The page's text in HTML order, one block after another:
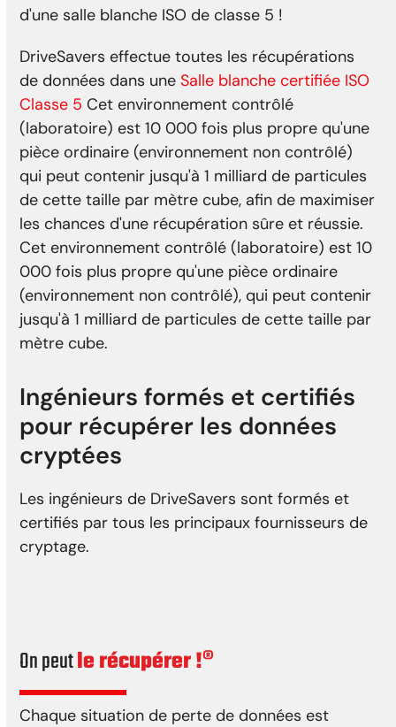
d'une salle blanche ISO de classe 5 !
DriveSavers effectue toutes les récupérations
de données dans uneSalle blanche certifiée ISO
Classe 5 Cet environnement contrôlé
(laboratoire) est 10 000 fois plus propre qu'une
pièce ordinaire (environnement non contrôlé)
qui peut contenir jusqu'à 1 milliard de particules
de cette taille par mètre cube, afin de maximiser
les chances d'une récupération sûre et réussie.
Cet environnement contrôlé (laboratoire) est 10
000 fois plus propre qu'une pièce ordinaire
(environnement non contrôlé), qui peut contenir
jusqu'à 1 milliard de particules de cette taille par
mètre cube.
Ingénieurs formés et certifiés
pour récupérer les données
cryptées
Les ingénieurs de DriveSavers sont formés et
certifiés par tous les principaux fournisseurs de
cryptage.
On peutle récupérer !®
Chaque situation de perte de données est